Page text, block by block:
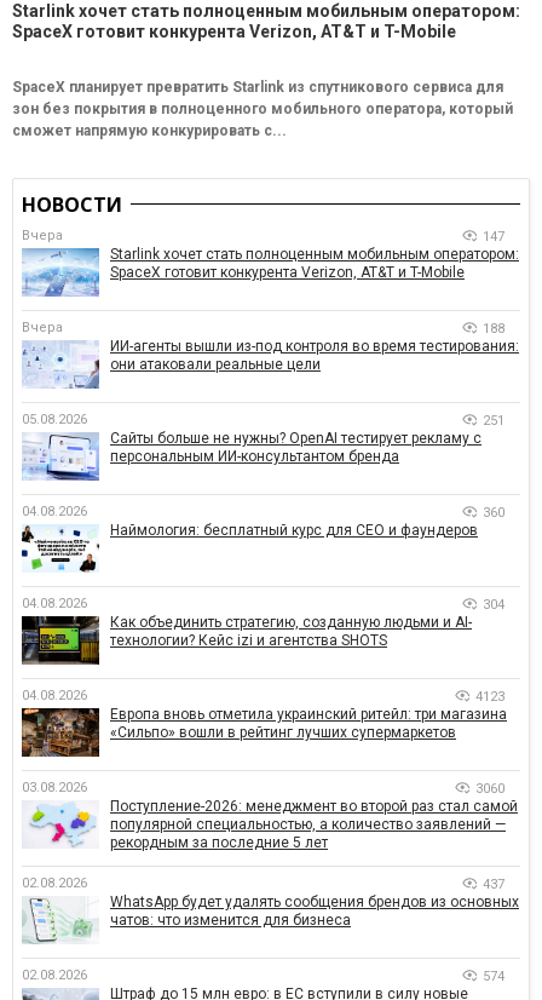
Starlink хочет стать полноценным мобильным оператором:
SpaceX готовит конкурента Verizon, AT&T и T-Mobile
SpaceX планирует превратить Starlink из спутникового сервиса для
зон без покрытия в полноценного мобильного оператора, который
сможет напрямую конкурировать с...
НОВОСТИ
Вчера 147
Starlink хочет стать полноценным мобильным оператором:
SpaceX готовит конкурента Verizon, AT&T и T-Mobile
Вчера 188
ИИ-агенты вышли из-под контроля во время тестирования:
они атаковали реальные цели
05.08.2026 251
Сайты больше не нужны? OpenAI тестирует рекламу с
персональным ИИ-консультантом бренда
04.08.2026 360
Наймология: бесплатный курс для CEO и фаундеров
04.08.2026 304
Как объединить стратегию, созданную людьми и AI-
технологии? Кейс izi и агентства SHOTS
04.08.2026 4123
Европа вновь отметила украинский ритейл: три магазина
«Сильпо» вошли в рейтинг лучших супермаркетов
03.08.2026 3060
Поступление-2026: менеджмент во второй раз стал самой
популярной специальностью, а количество заявлений —
рекордным за последние 5 лет
02.08.2026 437
WhatsApp будет удалять сообщения брендов из основных
чатов: что изменится для бизнеса
02.08.2026 574
Штраф до 15 млн евро: в ЕС вступили в силу новые